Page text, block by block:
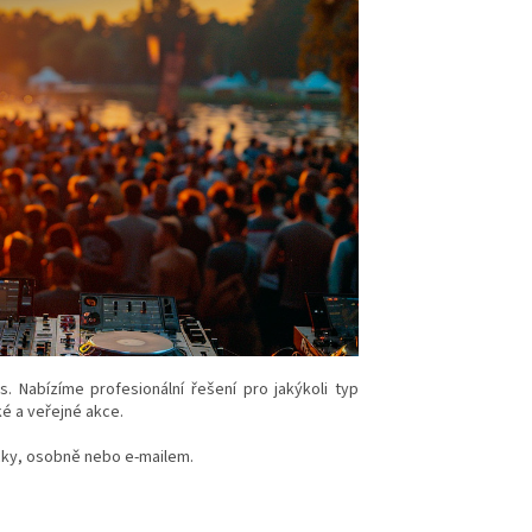
Nabízíme profesionální řešení pro jakýkoli typ
a veřejné akce.
osobně nebo e-mailem.